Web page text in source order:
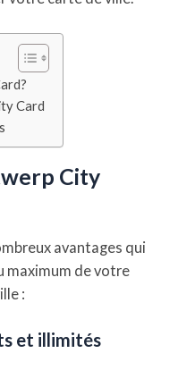
Card
City
avantages qui
maximum de votre
:
et illimités